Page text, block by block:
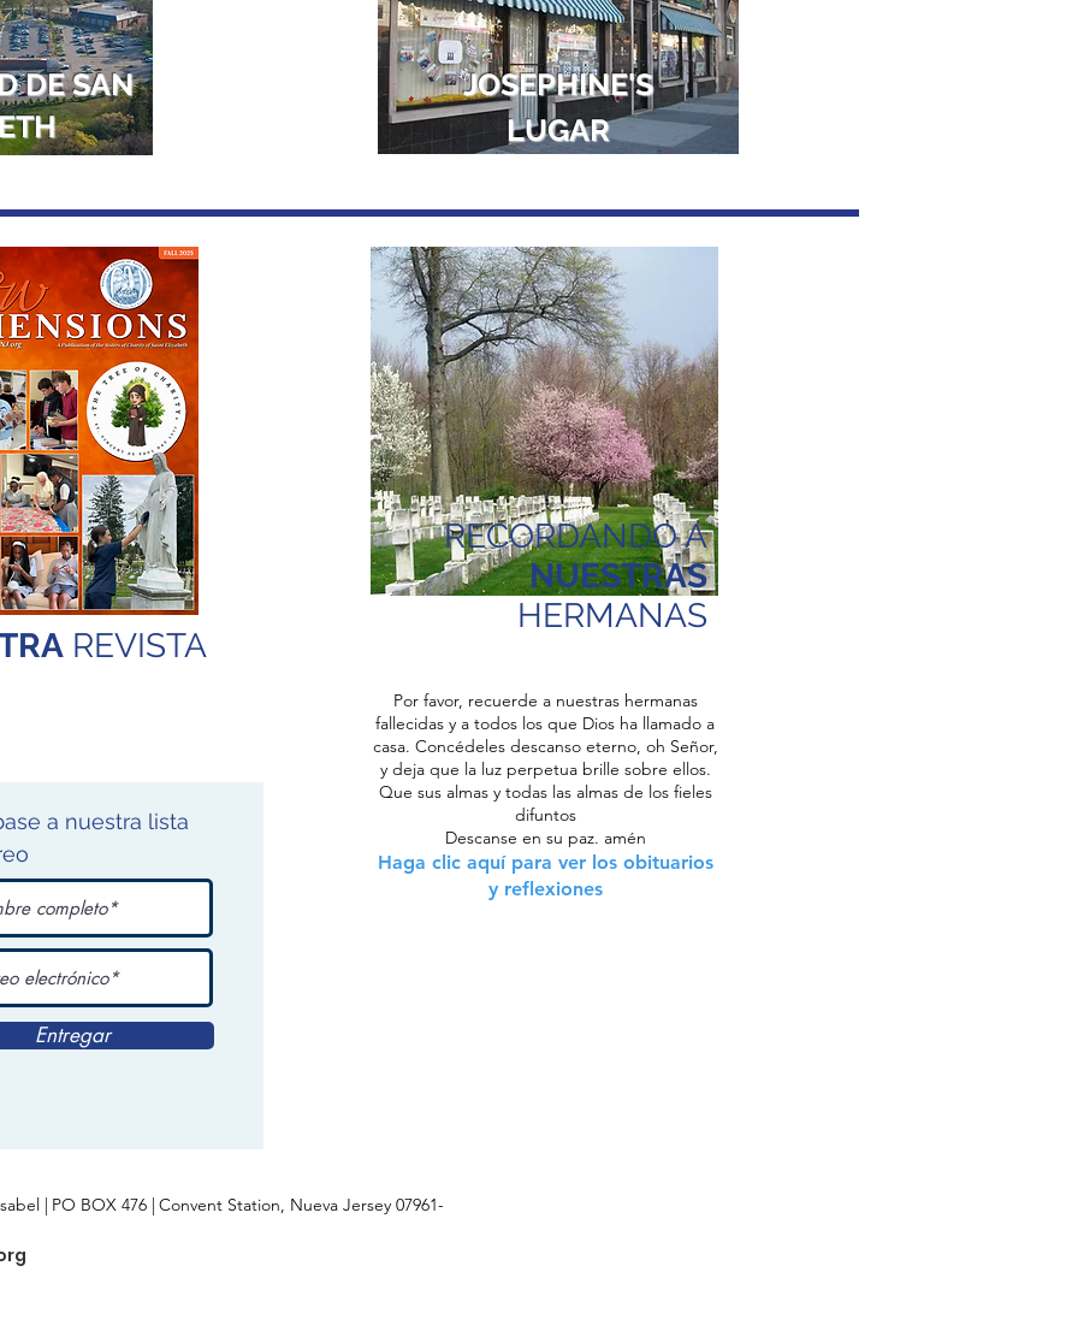
DE SAN
JOSEPHINE'S
LUGAR
RECORDANDO A
NUESTRAS
HERMANAS
Por favor, recuerde a nuestras hermanas
fallecidas y a todos los que Dios ha llamado a
casa. Concédeles descanso eterno, oh Señor,
y deja que la luz perpetua brille sobre ellos.
Que sus almas y todas las almas de los fieles
difuntos
Descanse en su paz. amén
Haga clic aquí para ver los obituarios
y reflexiones
REVISTA
a nuestra lista
Entregar
| PO BOX 476 | Convent Station, Nueva Jersey 07961-